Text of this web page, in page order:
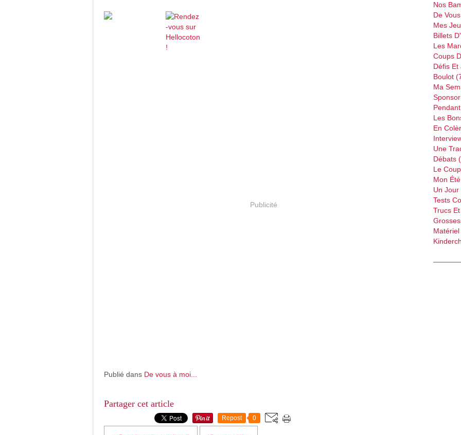
Publicité
Publié dans De vous à moi...
Partager cet article
Repost 0
Nos
De
Mes
Billets
Les
Coups
Défis Et
Boulot
Ma
Les
En
Une
Débats
Le
Mon
Un
Tests
Trucs